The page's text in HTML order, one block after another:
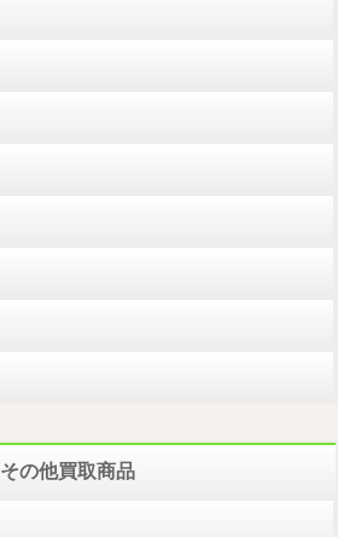
その他買取商品